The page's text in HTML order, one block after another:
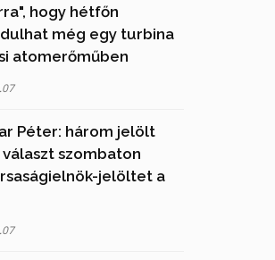
hogy hétfőn
még egy turbina
atomerőműben
Péter: három jelölt
szombaton
jelöltet a